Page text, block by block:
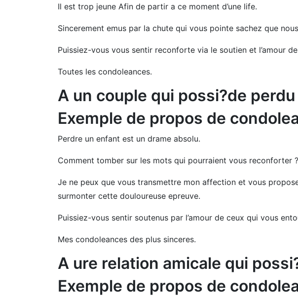
Il est trop jeune Afin de partir a ce moment d’une life.
Sincerement emus par la chute qui vous pointe sachez que
Puissiez-vous vous sentir reconforte via le soutien et l’amour
Toutes les condoleances.
A un couple qui possi?de
Exemple de propos de
Perdre un enfant est un drame absolu.
Comment tomber sur les mots qui pourraient vous reconforter ?
Je ne peux que vous transmettre mon affection et vous
surmonter cette douloureuse epreuve.
Puissiez-vous sentir soutenus par l’amour de ceux qui vous
Mes condoleances des plus sinceres.
A ure relation amicale qui
Exemple de propos de